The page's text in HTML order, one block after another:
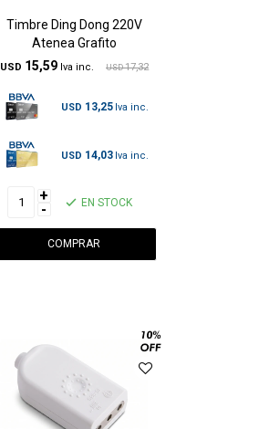
Timbre Ding Dong 220V
Atenea Grafito
USD 15,59 USD 17,32
USD 13,25
USD 14,03
+
- EN STOCK